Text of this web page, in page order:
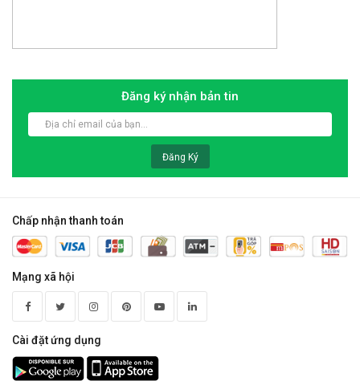
Đăng ký nhận bản tin
Đăng Ký
Chấp nhận thanh toán
Mạng xã hội
Cài đặt ứng dụng